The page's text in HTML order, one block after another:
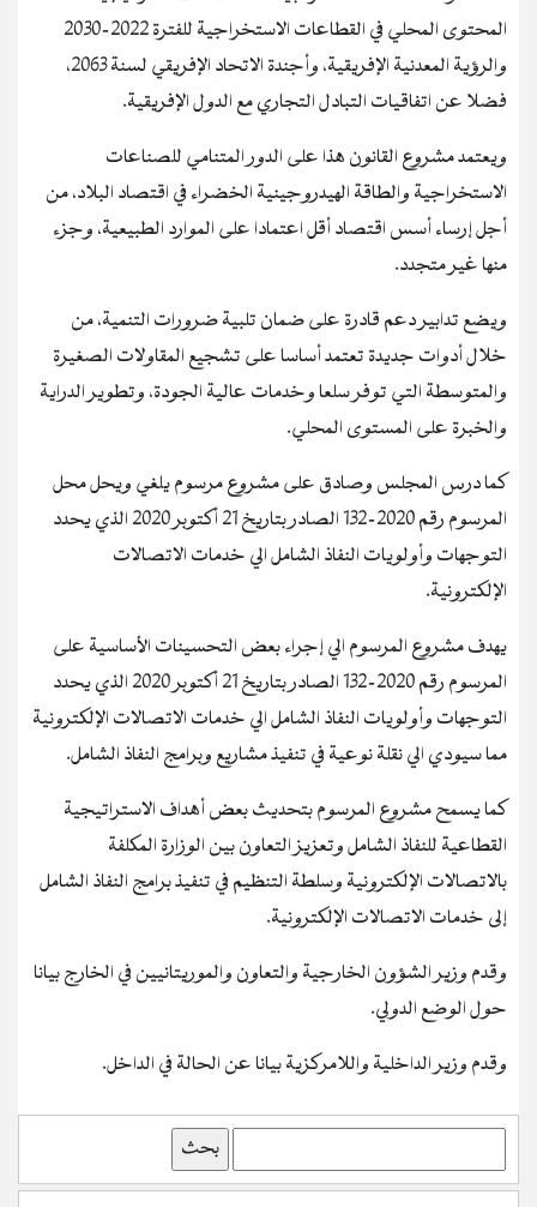
المحتوى المحلي في القطاعات الاستخراجية للفترة 2022-2030
والرؤية المعدنية الإفريقية، وأجندة الاتحاد الإفريقي لسنة 2063،
فضلا عن اتفاقيات التبادل التجاري مع الدول الإفريقية.
ويعتمد مشروع القانون هذا على الدور المتنامي للصناعات
الاستخراجية والطاقة الهيدروجينية الخضراء في اقتصاد البلاد، من
أجل إرساء أسس اقتصاد أقل اعتمادا على الموارد الطبيعية، وجزء
منها غير متجدد.
ويضع تدابير دعم قادرة على ضمان تلبية ضرورات التنمية، من
خلال أدوات جديدة تعتمد أساسا على تشجيع المقاولات الصغيرة
والمتوسطة التي توفر سلعا وخدمات عالية الجودة، وتطوير الدراية
والخبرة على المستوى المحلي.
كما درس المجلس وصادق على مشروع مرسوم يلغي ويحل محل
المرسوم رقم 2020-132 الصادر بتاريخ 21 أكتوبر 2020 الذي يحدد
التوجهات وأولويات النفاذ الشامل الي خدمات الاتصالات
الإلكترونية.
يهدف مشروع المرسوم الي إجراء بعض التحسينات الأساسية على
المرسوم رقم 2020-132 الصادر بتاريخ 21 أكتوبر 2020 الذي يحدد
التوجهات وأولويات النفاذ الشامل الي خدمات الاتصالات الإلكترونية
مما سيودي الي نقلة نوعية في تنفيذ مشاريع وبرامج النفاذ الشامل.
كما يسمح مشروع المرسوم بتحديث بعض أهداف الاستراتيجية
القطاعية للنفاذ الشامل وتعزيز التعاون بين الوزارة المكلفة
بالاتصالات الإلكترونية وسلطة التنظيم في تنفيذ برامج النفاذ الشامل
إلى خدمات الاتصالات الإلكترونية.
وقدم وزير الشؤون الخارجية والتعاون والموريتانيين في الخارج بيانا
حول الوضع الدولي.
وقدم وزير الداخلية واللامركزية بيانا عن الحالة في الداخل.